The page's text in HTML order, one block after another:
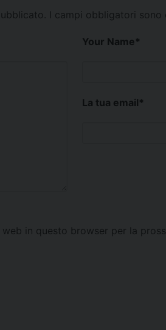
I campi obbligatori sono
Your Name*
La tua email*
in questo browser per la